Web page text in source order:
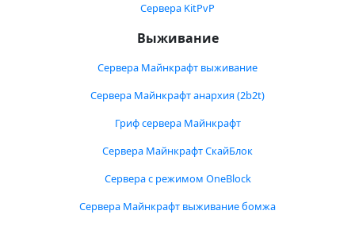
Сервера KitPvP
Выживание
Сервера Майнкрафт выживание
Сервера Майнкрафт анархия (2b2t)
Гриф сервера Майнкрафт
Сервера Майнкрафт СкайБлок
Сервера с режимом OneBlock
Сервера Майнкрафт выживание бомжа